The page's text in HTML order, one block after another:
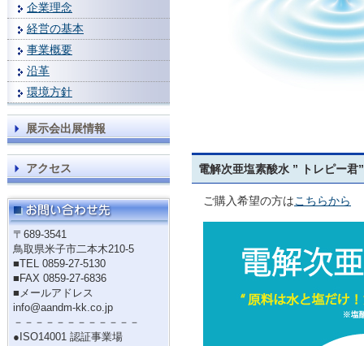
企業理念
経営の基本
事業概要
沿革
環境方針
展示会出展情報
アクセス
〒689-3541
鳥取県米子市二本木210-5
■TEL 0859-27-5130
■FAX 0859-27-6836
■メールアドレス
info@aandm-kk.co.jp
－－－－－－－－－－－－
●ISO14001 認証事業場
電解次亜塩素酸水 ” トレピー君”
ご購入希望の方はこちらから